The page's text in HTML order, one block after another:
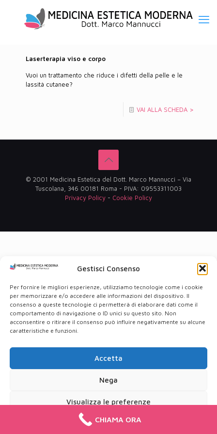
Gestisci Consenso
Per fornire le migliori esperienze, utilizziamo tecnologie come i cookie
per memorizzare e/o accedere alle informazioni del dispositivo. Il
consenso a queste tecnologie ci permetterà di elaborare dati come il
comportamento di navigazione o ID unici su questo sito. Non
acconsentire o ritirare il consenso può influire negativamente su alcune
caratteristiche e funzioni.
Accetta
Nega
Visualizza le preferenze
Cookie PolicyPrivacy Policy
Laserterapia viso e corpo
Vuoi un trattamento che riduce i difetti della pelle e le
lassità cutanee?
VAI ALLA SCHEDA >
© 2001 Medicina Estetica del Dott. Marco Mannucci – Via
Tuscolana, 346 00181 Roma - PIVA: 09553311003
Privacy Policy - Cookie Policy
CHIAMA ORA